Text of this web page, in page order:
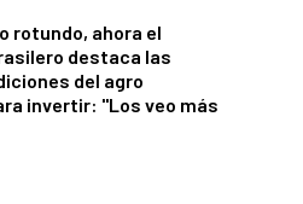
rotundo, ahora el
destaca las
del agro
invertir: "Los veo más